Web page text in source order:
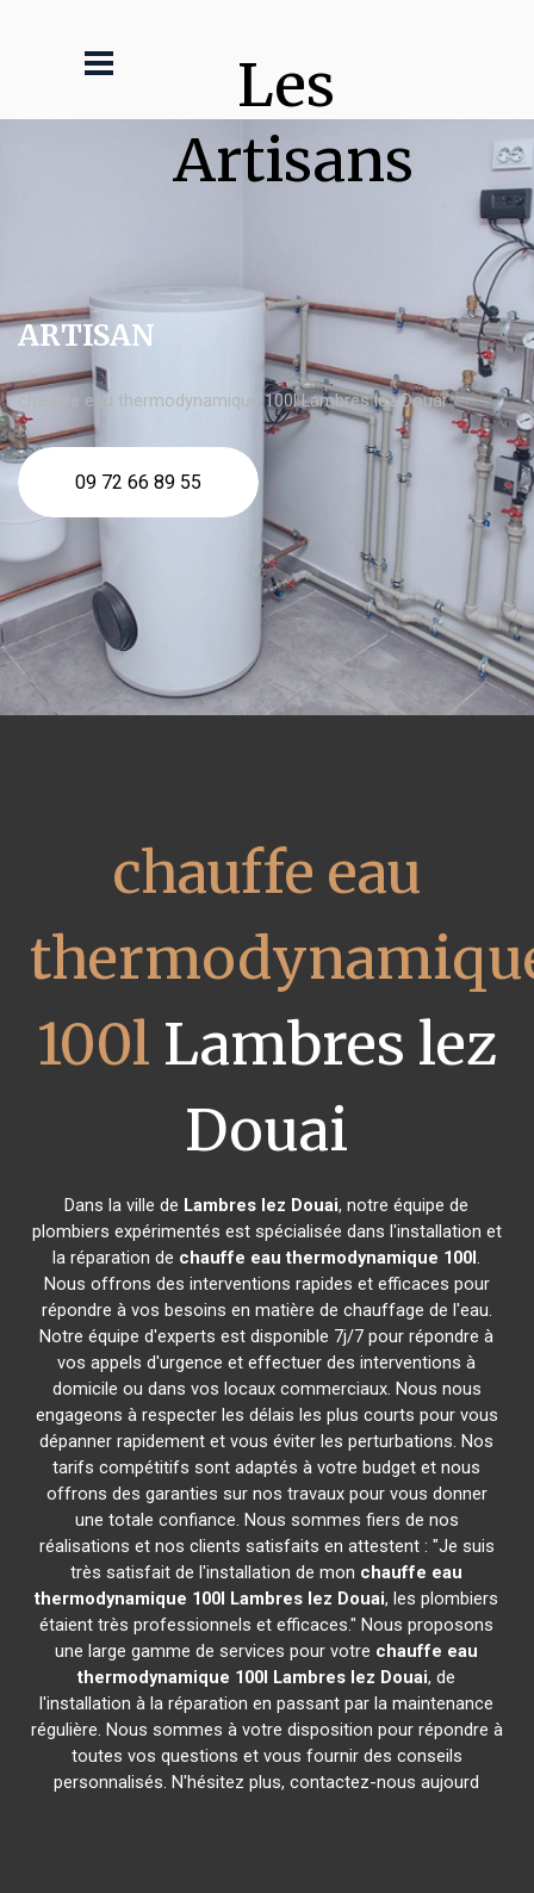
Les
Artisans
ARTISAN
chauffe eau thermodynamique 100l Lambres lez Douai
09 72 66 89 55
chauffe eau
100l Lambres lez
Douai
Dans la ville de Lambres lez Douai, notre équipe de
plombiers expérimentés est spécialisée dans l'installation et
la réparation de chauffe eau thermodynamique 100l.
Nous offrons des interventions rapides et efficaces pour
répondre à vos besoins en matière de chauffage de l'eau.
Notre équipe d'experts est disponible 7j/7 pour répondre à
vos appels d'urgence et effectuer des interventions à
domicile ou dans vos locaux commerciaux. Nous nous
engageons à respecter les délais les plus courts pour vous
dépanner rapidement et vous éviter les perturbations. Nos
tarifs compétitifs sont adaptés à votre budget et nous
offrons des garanties sur nos travaux pour vous donner
une totale confiance. Nous sommes fiers de nos
réalisations et nos clients satisfaits en attestent : "Je suis
très satisfait de l'installation de mon chauffe eau
thermodynamique 100l Lambres lez Douai, les plombiers
étaient très professionnels et efficaces." Nous proposons
une large gamme de services pour votre chauffe eau
thermodynamique 100l Lambres lez Douai, de
l'installation à la réparation en passant par la maintenance
régulière. Nous sommes à votre disposition pour répondre à
toutes vos questions et vous fournir des conseils
personnalisés. N'hésitez plus, contactez-nous aujourd